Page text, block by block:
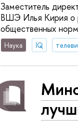
Заместитель
ВШЭ Илья Кирия о
общественных
Наука IQ